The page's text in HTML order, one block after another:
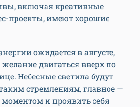
включая креативные
проекты, имеют хорошие
ожидается в августе,
двигаться вверх по
Небесные светила будут
стремлениям, главное —
моментом и проявить себя